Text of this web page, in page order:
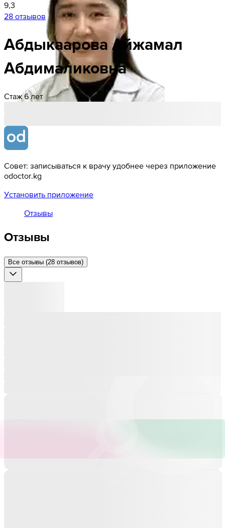
9,3
28 отзывов
АбдыкаароваАйжамал
Абдималиковна
Стаж 6 лет
Совет: записываться к врачу удобнее через приложение
odoctor.kg
Установить приложение
Отзывы
Отзывы
Все отзывы (28 отзывов)